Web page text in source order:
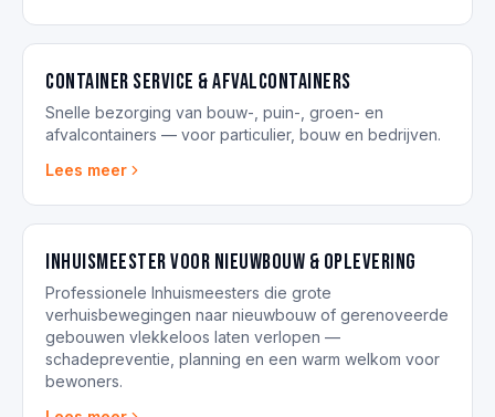
Container service & afvalcontainers
Snelle bezorging van bouw-, puin-, groen- en
afvalcontainers — voor particulier, bouw en bedrijven.
Lees meer
Inhuismeester voor nieuwbouw & oplevering
Professionele Inhuismeesters die grote
verhuisbewegingen naar nieuwbouw of gerenoveerde
gebouwen vlekkeloos laten verlopen —
schadepreventie, planning en een warm welkom voor
bewoners.